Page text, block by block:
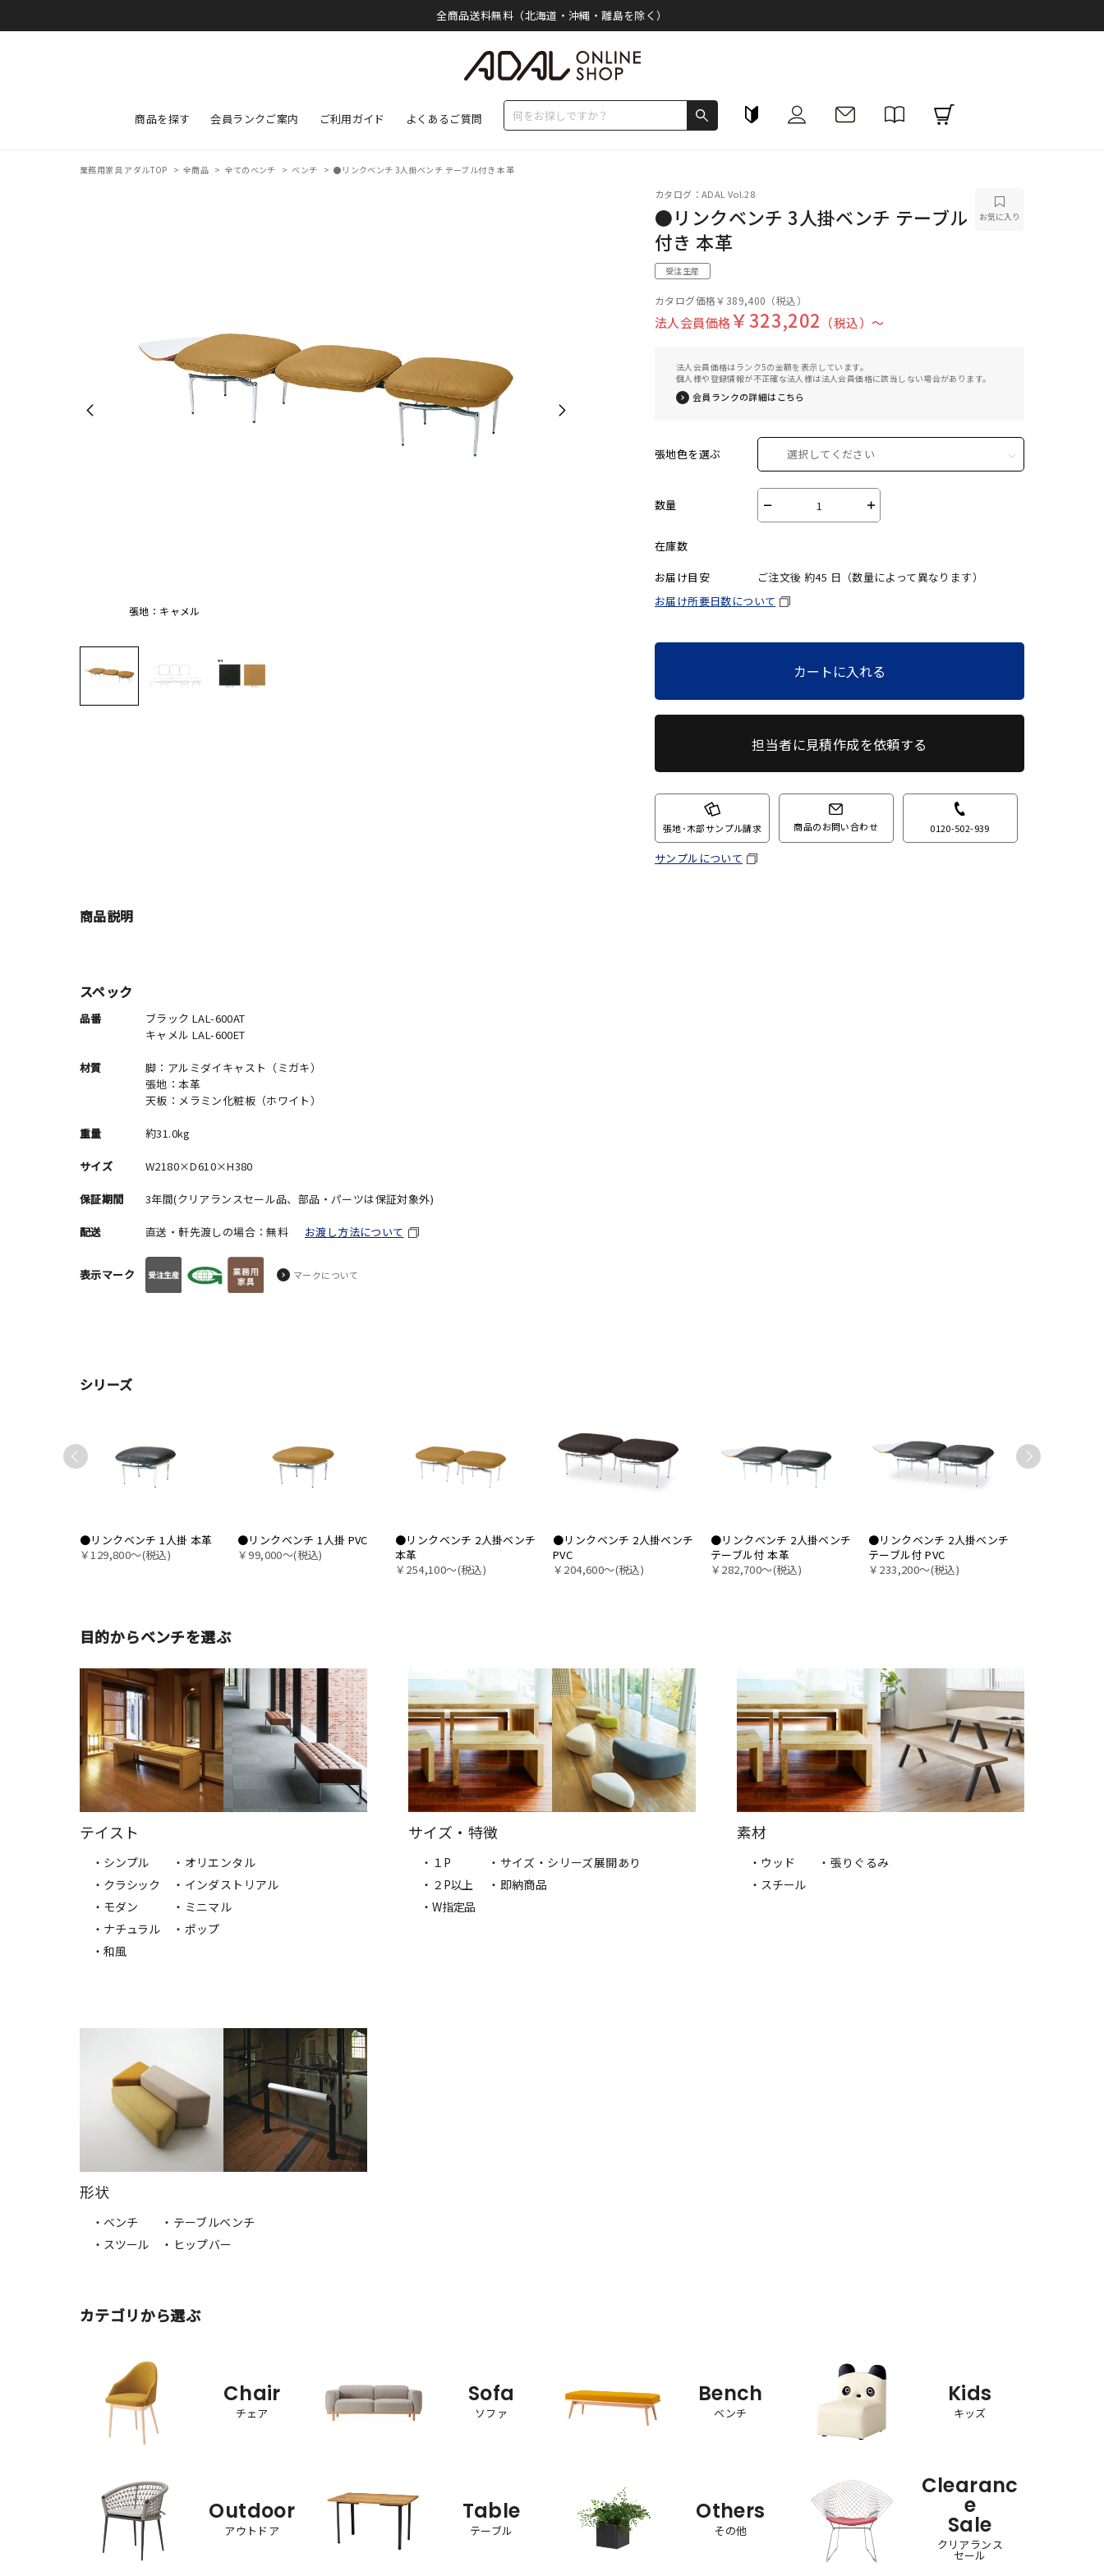
全商品送料無料（北海道・沖縄・離島を除く）
商品を探す 会員ランクご案内 ご利用ガイド よくあるご質問
業務用家具 アダルTOP >全商品 > 全てのベンチ >ベンチ > ●リンクベンチ 3人掛ベンチ テーブル付き 本革
張地：キャメル
カタログ：ADAL Vol.28
●リンクベンチ 3人掛ベンチ テーブル
付き 本革
お気に入り
受注生産
カタログ価格￥389,400 （税込）
法人会員価格￥323,202 （税込）〜
法人会員価格はランク5の金額を表示しています。
個人様や登録情報が不正確な法人様は法人会員価格に該当しない場合があります。
会員ランクの詳細はこちら
張地色を選ぶ 選択してください
数量 － ＋
在庫数
お届け目安
ご注文後 約45 日（数量によって異なります）
お届け所要日数について
カートに入れる
担当者に見積作成を依頼する
張地･木部サンプル請求 商品のお問い合わせ 0120-502-939
サンプルについて
商品説明
スペック
品番
ブラック LAL-600AT
キャメル LAL-600ET
材質
脚：アルミダイキャスト（ミガキ）
張地：本革
天板：メラミン化粧板（ホワイト）
重量 約31.0kg
サイズ W2180×D610×H380
保証期間 3年間(クリアランスセール品、部品・パーツは保証対象外)
配送 直送・軒先渡しの場合：無料 お渡し方法について
表示マーク マークについて
シリーズ
●リンクベンチ 1人掛 本革
￥129,800〜(税込)
●リンクベンチ 1人掛 PVC
￥99,000〜(税込)
●リンクベンチ 2人掛ベンチ
本革
￥254,100〜(税込)
●リンクベンチ 2人掛ベンチ
PVC
￥204,600〜(税込)
●リンクベンチ 2人掛ベンチ
テーブル付 本革
￥282,700〜(税込)
●リンクベンチ 2人掛ベンチ
テーブル付 PVC
￥233,200〜(税込)
目的からベンチを選ぶ
テイスト
・シンプル
・クラシック
・モダン
・ナチュラル
・和風
・オリエンタル
・インダストリアル
・ミニマル
・ポップ
サイズ・特徴
・１P
・２P以上
・W指定品
・サイズ・シリーズ展開あり
・即納商品
素材
・ウッド
・スチール
・張りぐるみ
形状
・ベンチ
・スツール
・テーブルベンチ
・ヒップバー
カテゴリから選ぶ
Chair
チェア
Sofa
ソファ
Bench
ベンチ
Kids
キッズ
Outdoor
アウトドア
Table
テーブル
Others
その他
Clearanc
e
Sale
クリアランス
セール